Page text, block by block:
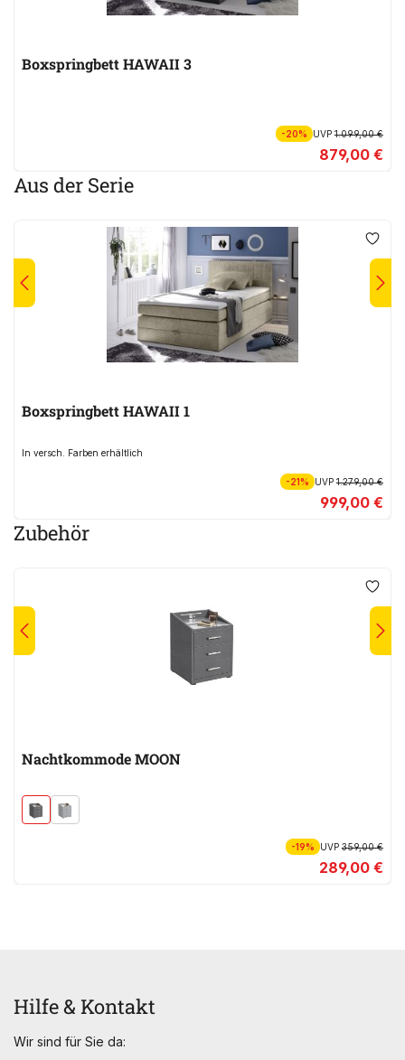
Boxspringbett HAWAII 3
-20% UVP1.099,00 €
879,00 €
Aus der Serie
Boxspringbett HAWAII 1
In versch. Farben erhältlich
-21% UVP1.279,00 €
999,00 €
Zubehör
Nachtkommode MOON
-19% UVP359,00 €
289,00 €
Hilfe & Kontakt
Wir sind für Sie da: